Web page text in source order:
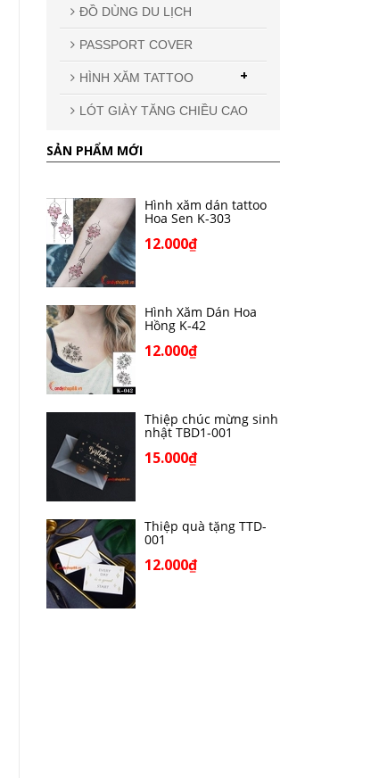
ĐỒ DÙNG DU LỊCH
PASSPORT COVER
HÌNH XĂM TATTOO +
LÓT GIÀY TĂNG CHIỀU CAO
SẢN PHẨM MỚI
Hình xăm dán tattoo
Hoa Sen K-303
12.000₫
Hình Xăm Dán Hoa
Hồng K-42
12.000₫
Thiệp chúc mừng sinh
nhật TBD1-001
15.000₫
Thiệp quà tặng TTD-
001
12.000₫